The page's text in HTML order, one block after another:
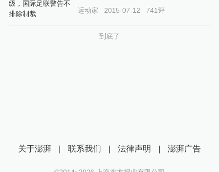
运动家 2015-07-12 741评
到底了
关于澎湃 | 联系我们 | 法律声明 | 澎湃广告